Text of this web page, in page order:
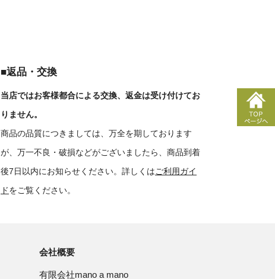
■返品・交換
当店ではお客様都合による交換、返金は受け付けてお
りません。
商品の品質につきましては、万全を期しております
が、万一不良・破損などがございましたら、商品到着
後7日以内にお知らせください。詳しくはご利用ガイ
ドをご覧ください。
会社概要
有限会社mano a mano